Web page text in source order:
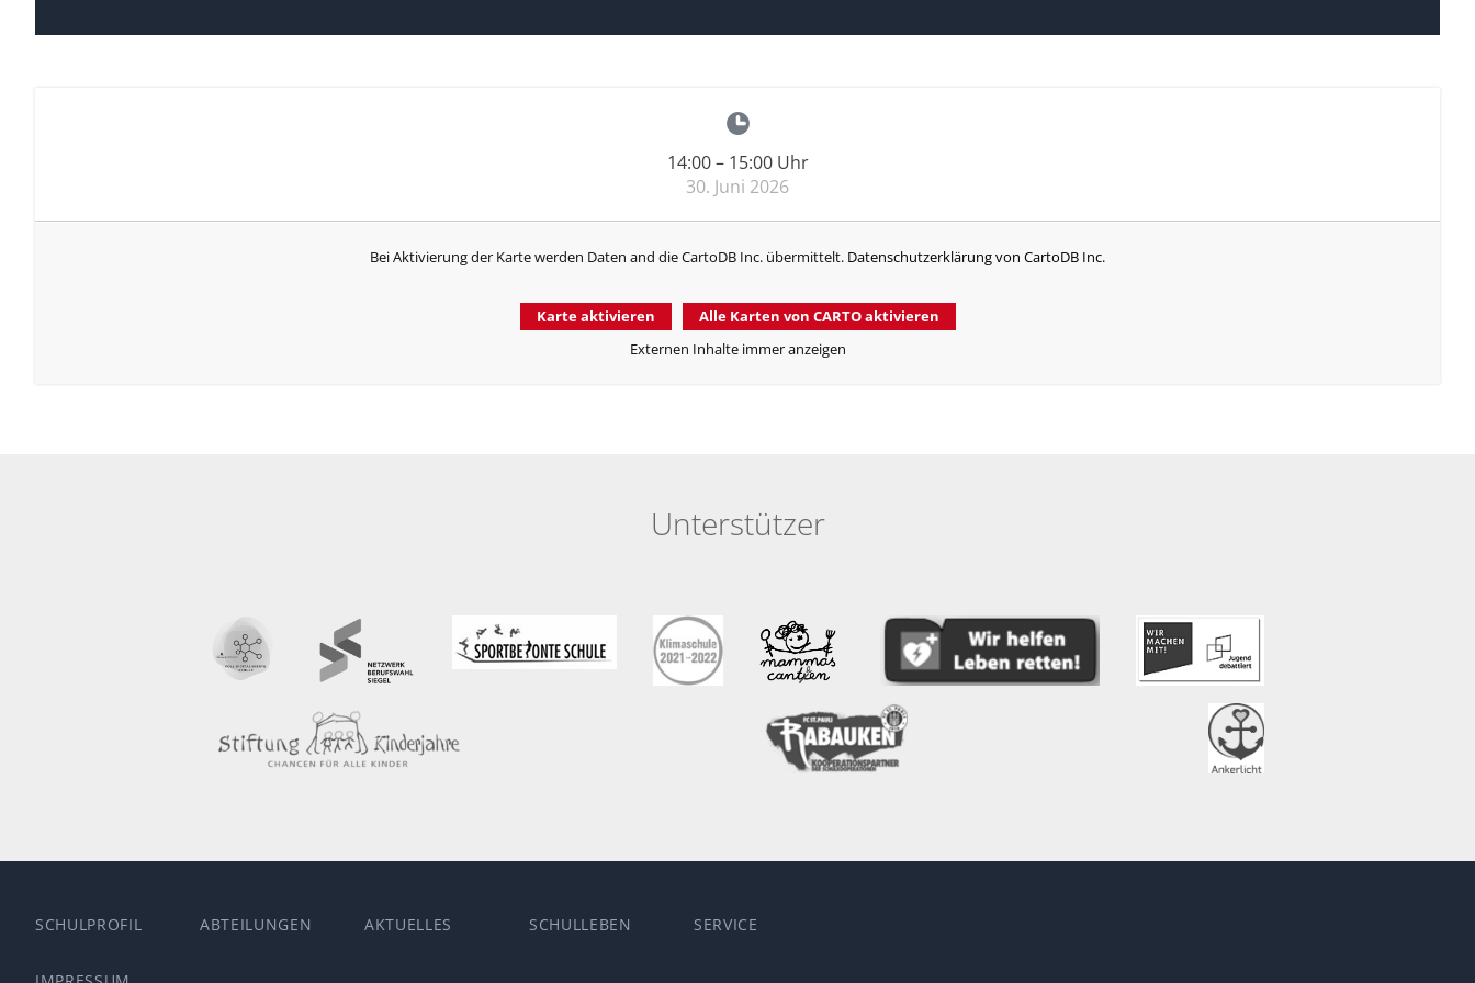
14:00– 15:00Uhr
30. Juni 2026
Bei Aktivierung der Karte werden Daten and die CartoDB Inc. übermittelt. Datenschutzerklärung von CartoDB Inc.
Karte aktivieren
Alle Karten von CARTO aktivieren
Externen Inhalte immer anzeigen
Unterstützer
SCHULPROFIL ABTEILUNGEN AKTUELLES SCHULLEBEN SERVICE